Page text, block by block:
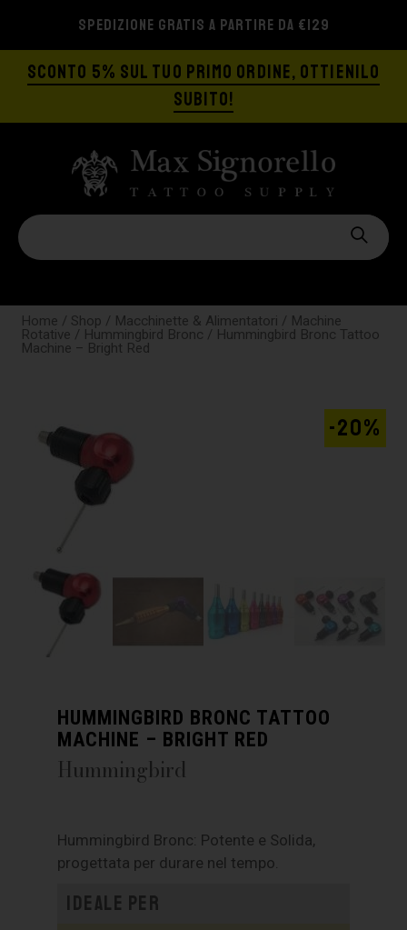
SPEDIZIONE GRATIS A PARTIRE DA €129
SCONTO 5% SUL TUO PRIMO ORDINE, OTTIENILO
SUBITO!
Home / Shop / Macchinette & Alimentatori / Machine
Rotative / Hummingbird Bronc / Hummingbird Bronc Tattoo
Machine – Bright Red
-20%
HUMMINGBIRD BRONC TATTOO
MACHINE – BRIGHT RED
Hummingbird
Hummingbird Bronc: Potente e Solida,
progettata per durare nel tempo.
Ideale per